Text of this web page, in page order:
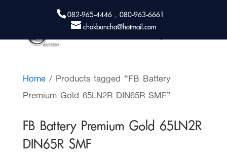
082-965-4446 , 080-963-6661
chokbuncha@hotmail.com
Home/ Products tagged “FB Battery
Premium Gold 65LN2R DIN65R SMF”
FB Battery Premium Gold 65LN2R
DIN65R SMF